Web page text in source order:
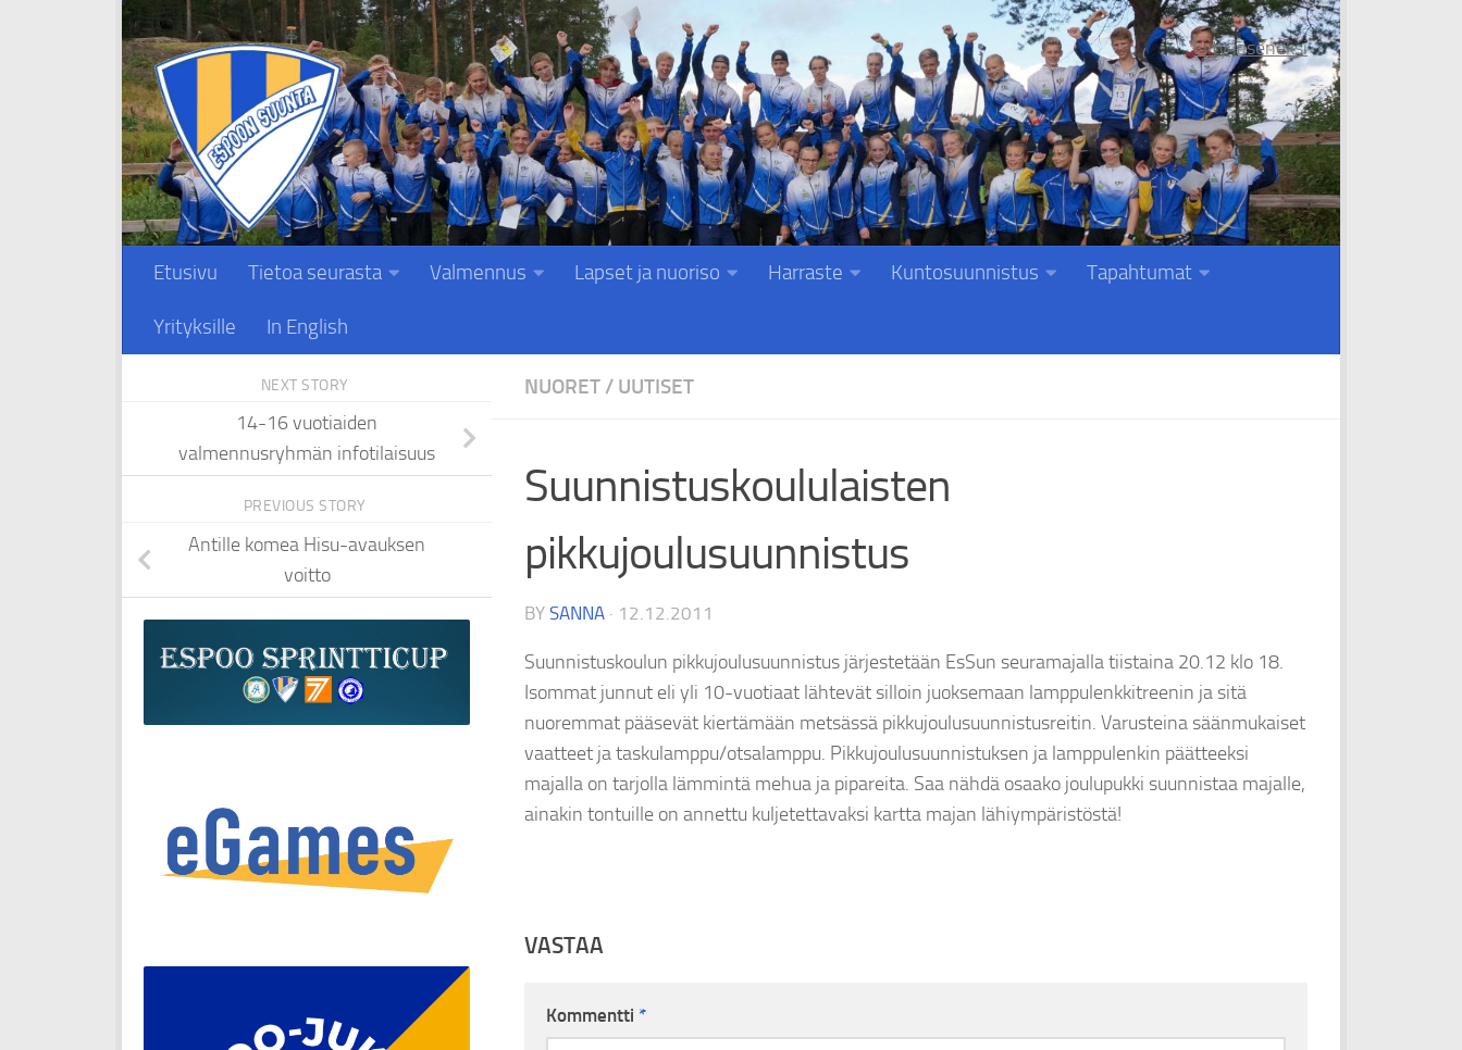
Skip to content
Liity jäseneksi
Etusivu Tietoa seurasta Valmennus Lapset ja nuoriso Harraste Kuntosuunnistus Tapahtumat
Yrityksille In English
NUORET / UUTISET
Suunnistuskoululaisten
pikkujoulusuunnistus
BY SANNA · 12.12.2011
Suunnistuskoulun pikkujoulusuunnistus järjestetään EsSun seuramajalla tiistaina 20.12 klo 18.
Isommat junnut eli yli 10-vuotiaat lähtevät silloin juoksemaan lamppulenkkitreenin ja sitä
nuoremmat pääsevät kiertämään metsässä pikkujoulusuunnistusreitin. Varusteina säänmukaiset
vaatteet ja taskulamppu/otsalamppu. Pikkujoulusuunnistuksen ja lamppulenkin päätteeksi
majalla on tarjolla lämmintä mehua ja pipareita. Saa nähdä osaako joulupukki suunnistaa majalle,
ainakin tontuille on annettu kuljetettavaksi kartta majan lähiympäristöstä!
VASTAA
Kommentti *
NEXT STORY
14-16 vuotiaiden
valmennusryhmän infotilaisuus
PREVIOUS STORY
Antille komea Hisu-avauksen
voitto